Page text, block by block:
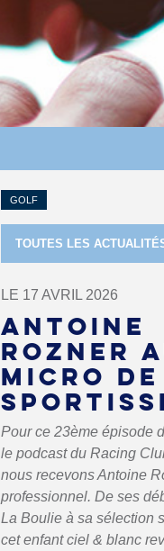
GOLF
TOUTES LES
LE 17 AVRIL 2026
ANTOINE
ROZNER
MICRO DE
Pour ce 23ème épisode
le podcast du Racing
nous recevons Antoine
professionnel. De ses
La Boulie à sa sélection
cet enfant ciel & blanc